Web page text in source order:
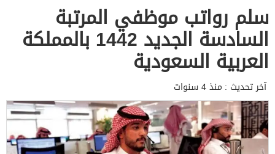
سلم رواتب موظفي المرتبة
السادسة الجديد 1442 بالمملكة
العربية السعودية
آخر تحديث : منذ 4 سنوات